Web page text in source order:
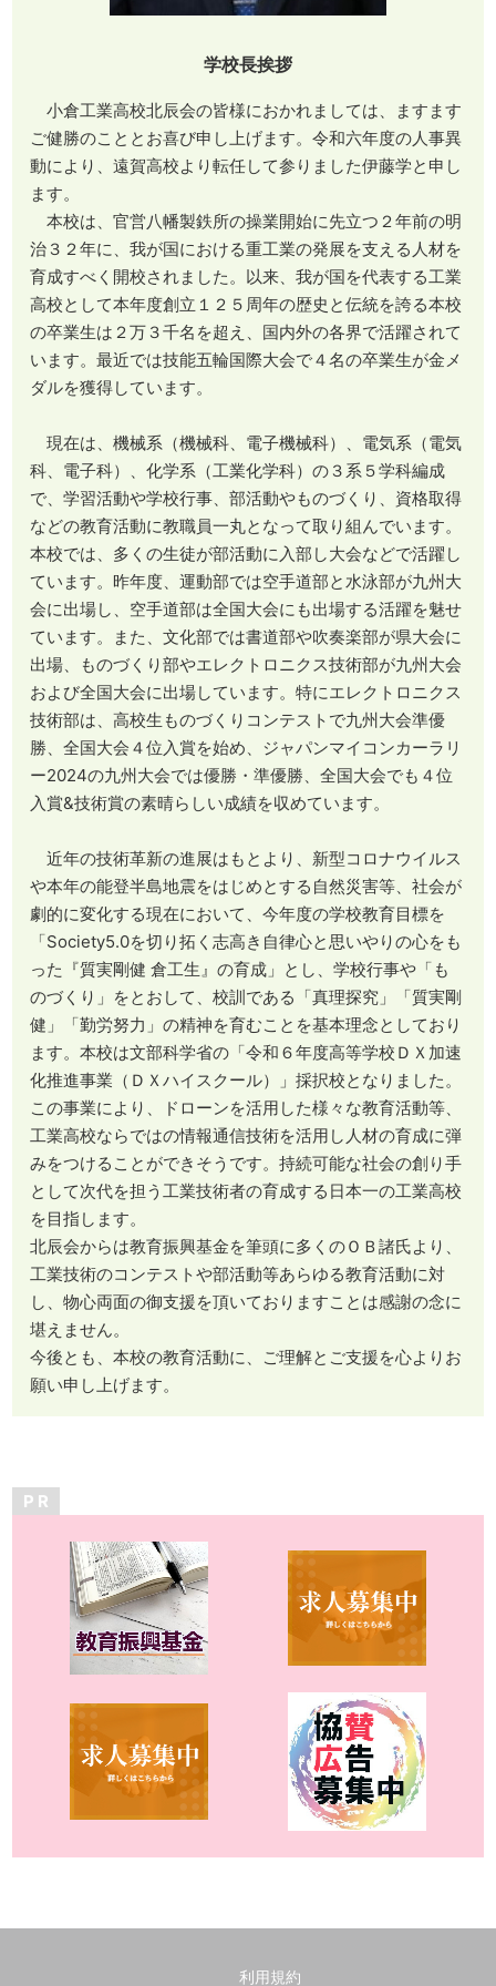
学校長挨拶
小倉工業高校北辰会の皆様におかれましては、ますます
ご健勝のこととお喜び申し上げます。令和六年度の人事異
動により、遠賀高校より転任して参りました伊藤学と申し
ます。
本校は、官営八幡製鉄所の操業開始に先立つ２年前の明
治３２年に、我が国における重工業の発展を支える人材を
育成すべく開校されました。以来、我が国を代表する工業
高校として本年度創立１２５周年の歴史と伝統を誇る本校
の卒業生は２万３千名を超え、国内外の各界で活躍されて
います。最近では技能五輪国際大会で４名の卒業生が金メ
ダルを獲得しています。
現在は、機械系（機械科、電子機械科）、電気系（電気
科、電子科）、化学系（工業化学科）の３系５学科編成
で、学習活動や学校行事、部活動やものづくり、資格取得
などの教育活動に教職員一丸となって取り組んでいます。
本校では、多くの生徒が部活動に入部し大会などで活躍し
ています。昨年度、運動部では空手道部と水泳部が九州大
会に出場し、空手道部は全国大会にも出場する活躍を魅せ
ています。また、文化部では書道部や吹奏楽部が県大会に
出場、ものづくり部やエレクトロニクス技術部が九州大会
および全国大会に出場しています。特にエレクトロニクス
技術部は、高校生ものづくりコンテストで九州大会準優
勝、全国大会４位入賞を始め、ジャパンマイコンカーラリ
ー2024の九州大会では優勝・準優勝、全国大会でも４位
入賞&技術賞の素晴らしい成績を収めています。
近年の技術革新の進展はもとより、新型コロナウイルス
や本年の能登半島地震をはじめとする自然災害等、社会が
劇的に変化する現在において、今年度の学校教育目標を
「Society5.0を切り拓く志高き自律心と思いやりの心をも
った『質実剛健 倉工生』の育成」とし、学校行事や「も
のづくり」をとおして、校訓である「真理探究」「質実剛
健」「勤労努力」の精神を育むことを基本理念としており
ます。本校は文部科学省の「令和６年度高等学校ＤＸ加速
化推進事業（ＤＸハイスクール）」採択校となりました。
この事業により、ドローンを活用した様々な教育活動等、
工業高校ならではの情報通信技術を活用し人材の育成に弾
みをつけることができそうです。持続可能な社会の創り手
として次代を担う工業技術者の育成する日本一の工業高校
を目指します。
北辰会からは教育振興基金を筆頭に多くのＯＢ諸氏より、
工業技術のコンテストや部活動等あらゆる教育活動に対
し、物心両面の御支援を頂いておりますことは感謝の念に
堪えません。
今後とも、本校の教育活動に、ご理解とご支援を心よりお
願い申し上げます。
P R
利用規約